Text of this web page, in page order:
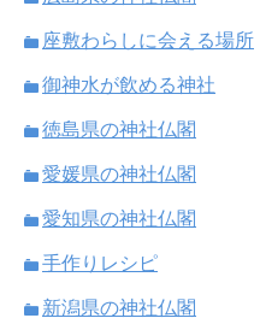
座敷わらしに会える場所
御神水が飲める神社
徳島県の神社仏閣
愛媛県の神社仏閣
愛知県の神社仏閣
手作りレシピ
新潟県の神社仏閣